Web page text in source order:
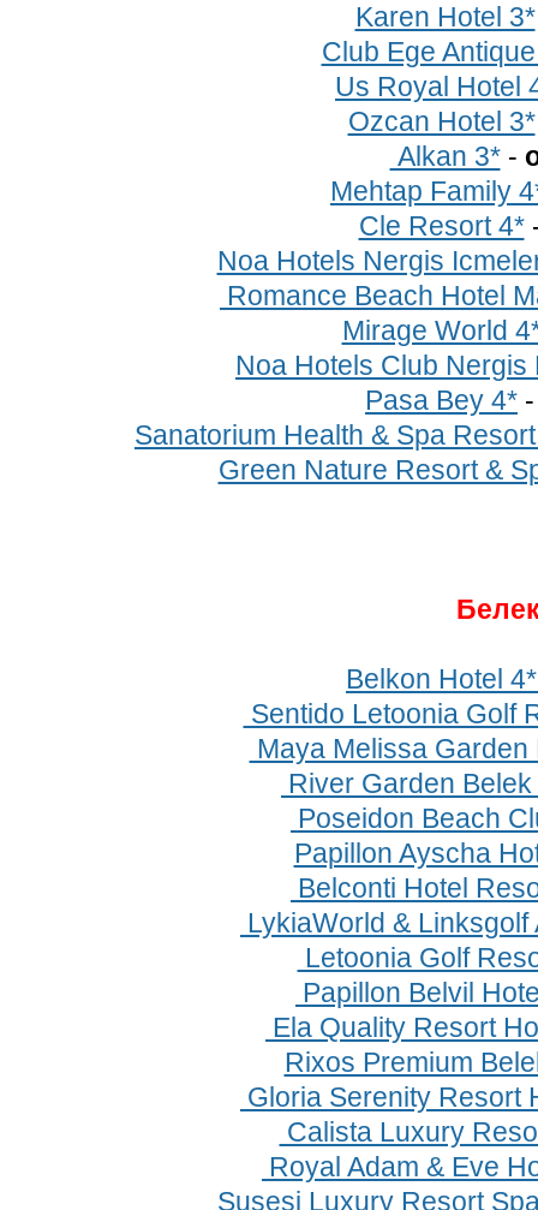
Karen Hotel 3*
Club Ege
Us Royal Hotel
Ozcan Hotel 3*
Alkan 3*-
Mehtap Family
Cle Resort 4*
Noa Hotels Nergis
Romance Beach Hotel
Mirage World
Noa Hotels Club Nergis
Pasa Bey 4*
Sanatorium Health & Spa
Green Nature Resort &
Belkon Hotel
Sentido Letoonia Golf
Maya Melissa Garden
River Garden Belek
Poseidon Beach
Papillon Ayscha
Belconti Hotel
LykiaWorld &
Letoonia Golf
Papillon Belvil
Ela Quality Resort
Rixos Premium
Gloria Serenity Resort
Calista Luxury
Royal Adam & Eve
Susesi Luxury Resort